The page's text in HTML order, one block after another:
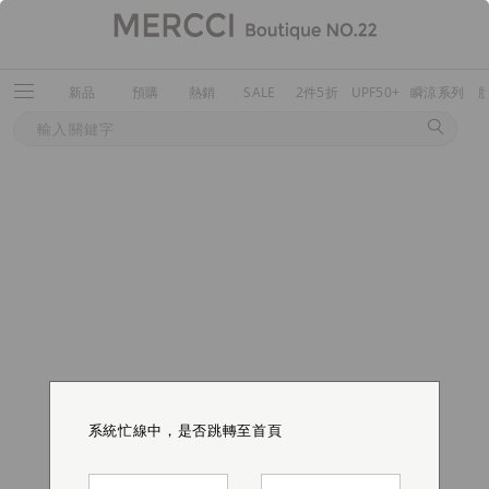
新品 預購 熱銷 SALE 2件5折 UPF50+ 瞬涼系列
系統忙線中，是否跳轉至首頁
系統忙線中，是否跳轉至首頁
系統忙線中，是否跳轉至首頁
系統忙線中，是否跳轉至首頁
系統忙線中，是否跳轉至首頁